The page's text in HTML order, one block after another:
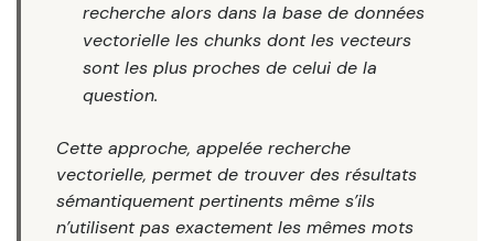
recherche alors dans la base de données
vectorielle les chunks dont les vecteurs
sont les plus proches de celui de la
question.
Cette approche, appelée recherche
vectorielle, permet de trouver des résultats
sémantiquement pertinents même s’ils
n’utilisent pas exactement les mêmes mots